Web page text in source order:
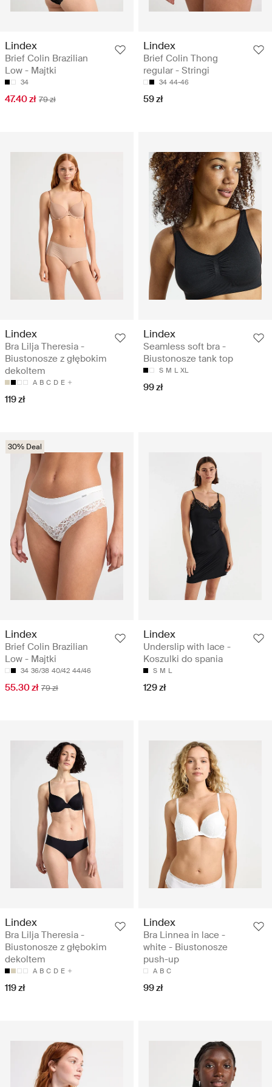
Lindex
Brief Colin Brazilian
Low - Majtki
34
47.40 zł 79 zł
Lindex
Brief Colin Thong
regular - Stringi
34 44-46
59 zł
Lindex
Bra Lilja Theresia -
Biustonosze z głębokim
dekoltem
A B C D E
119 zł
Lindex
Seamless soft bra -
Biustonosze tank top
S M L XL
99 zł
30% Deal
Lindex
Brief Colin Brazilian
Low - Majtki
34 36/38 40/42 44/46
55.30 zł 79 zł
Lindex
Underslip with lace -
Koszulki do spania
S M L
129 zł
Lindex
Bra Lilja Theresia -
Biustonosze z głębokim
dekoltem
A B C D E
119 zł
Lindex
Bra Linnea in lace -
white - Biustonosze
push-up
A B C
99 zł